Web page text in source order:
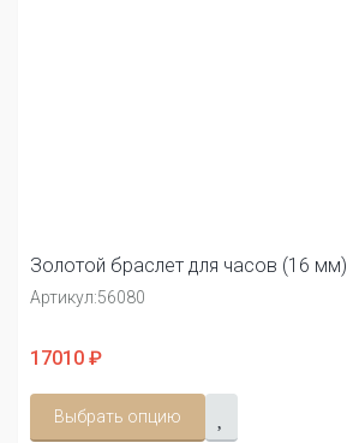
Золотой браслет для часов (16 мм)
Артикул:56080
17010 ₽
Выбрать опцию